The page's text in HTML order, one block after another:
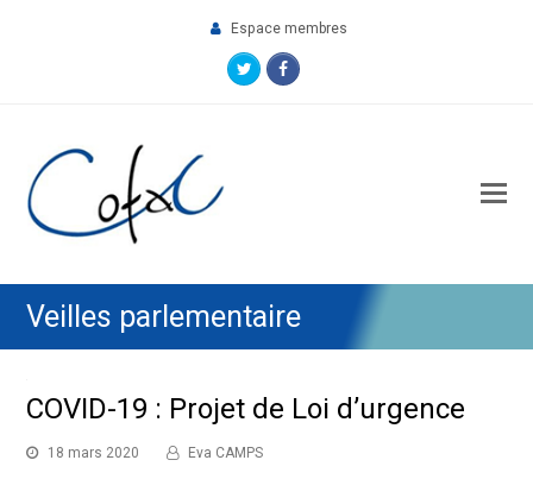
Espace membres
TwitterFacebook
Veilles parlementaire
COVID-19 : Projet de Loi d’urgence
18 mars 2020 Eva CAMPS